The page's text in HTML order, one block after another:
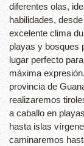
diferentes olas,
habilidades,
excelente clima
playas y bosques
lugar perfecto
máxima
provincia de
realizaremos
a caballo en
hasta islas
caminaremos